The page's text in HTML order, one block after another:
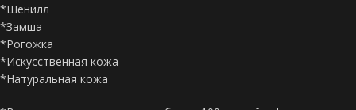
*Шенилл
*Замша
*Рогожка
*Искусственная кожа
*Натуральная кожа